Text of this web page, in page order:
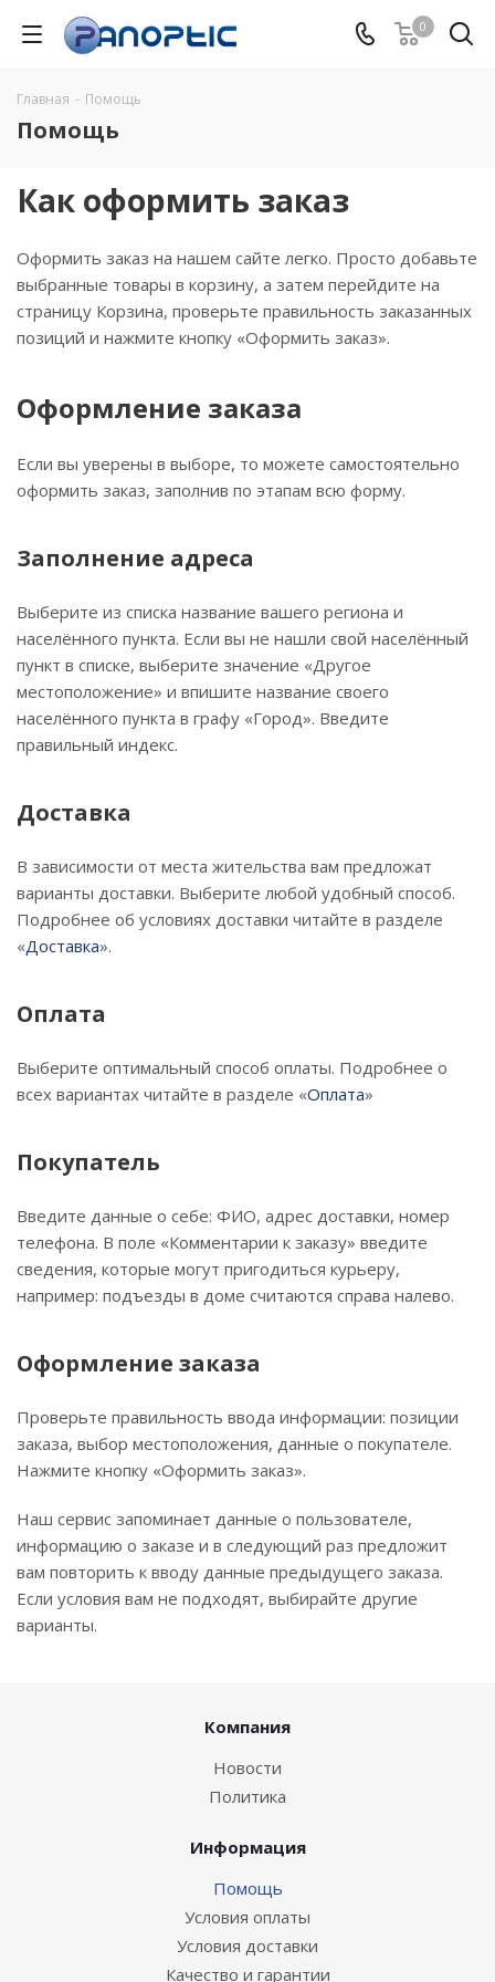
0
Главная - Помощь
Помощь
Как оформить заказ
Оформить заказ на нашем сайте легко. Просто добавьте
выбранные товары в корзину, а затем перейдите на
страницу Корзина, проверьте правильность заказанных
позиций и нажмите кнопку «Оформить заказ».
Оформление заказа
Если вы уверены в выборе, то можете самостоятельно
оформить заказ, заполнив по этапам всю форму.
Заполнение адреса
Выберите из списка название вашего региона и
населённого пункта. Если вы не нашли свой населённый
пункт в списке, выберите значение «Другое
местоположение» и впишите название своего
населённого пункта в графу «Город». Введите
правильный индекс.
Доставка
В зависимости от места жительства вам предложат
варианты доставки. Выберите любой удобный способ.
Подробнее об условиях доставки читайте в разделе
«Доставка».
Оплата
Выберите оптимальный способ оплаты. Подробнее о
всех вариантах читайте в разделе «Оплата»
Покупатель
Введите данные о себе: ФИО, адрес доставки, номер
телефона. В поле «Комментарии к заказу» введите
сведения, которые могут пригодиться курьеру,
например: подъезды в доме считаются справа налево.
Оформление заказа
Проверьте правильность ввода информации: позиции
заказа, выбор местоположения, данные о покупателе.
Нажмите кнопку «Оформить заказ».
Наш сервис запоминает данные о пользователе,
информацию о заказе и в следующий раз предложит
вам повторить к вводу данные предыдущего заказа.
Если условия вам не подходят, выбирайте другие
варианты.
Компания
Новости
Политика
Информация
Помощь
Условия оплаты
Условия доставки
Качество и гарантии